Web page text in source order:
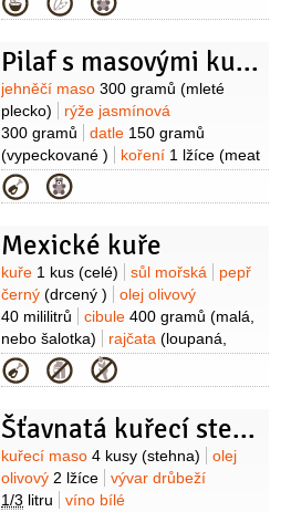
2 kusy
tortilové chipsy
Pilaf s masovými kuličkami
Suroviny
jehněčí maso 300 gramů (mleté
plecko)
rýže jasmínová
300 gramů
datle 150 gramů
(vypeckované )
koření 1 lžíce (meat
másala)
moučka bramborová (škrob)
1 lžíce
jogurt bílý
1 kus
máslo1 lžíce
olej olivový
1 lžíce
Kategorie
Mexické kuře
Suroviny
kuře 1 kus (celé) sůl mořská
pepř
černý (drcený )
olej olivový
40 mililitrů
cibule 400 gramů (malá,
nebo šalotka)
rajčata (loupaná,
můžou být i z konzervy)
350 gramů
paprika feferonka
Kategorie
Šťavnatá kuřecí stehna s rajčaty a olivami
Suroviny
kuřecí maso 4 kusy (stehna)
olej
olivový 2 lžíce
vývar drůbeží
1/3 litru
víno bílé